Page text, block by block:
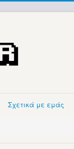
Σχετικά με εμάς